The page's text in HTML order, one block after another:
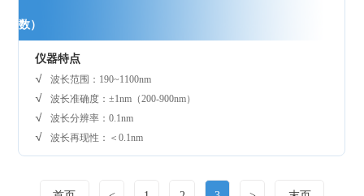
数）
仪器特点
波长范围：190~1100nm
波长准确度：±1nm（200-900nm）
波长分辨率：0.1nm
波长再现性：＜0.1nm